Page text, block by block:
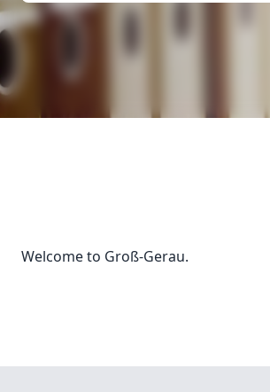
Welcome to Groß-Gerau.